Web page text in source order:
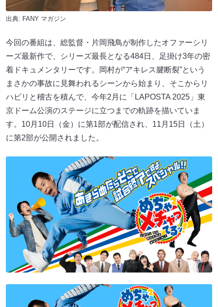
出典: FANY マガジン
今回の番組は、総監督・片岡飛鳥が制作したオファーシリ
ーズ最新作で、シリーズ最長となる484日、足掛け3年の密
着ドキュメンタリーです。岡村が“アキレス腱断裂”という
まさかの事故に見舞われるシーンから始まり、そこからリ
ハビリと稽古を積んで、今年2月に「LAPOSTA 2025」東
京ドーム公演のステージに立つまでの軌跡を描いていま
す。10月10日（金）に第1部が配信され、11月15日（土）
に第2部が公開されました。